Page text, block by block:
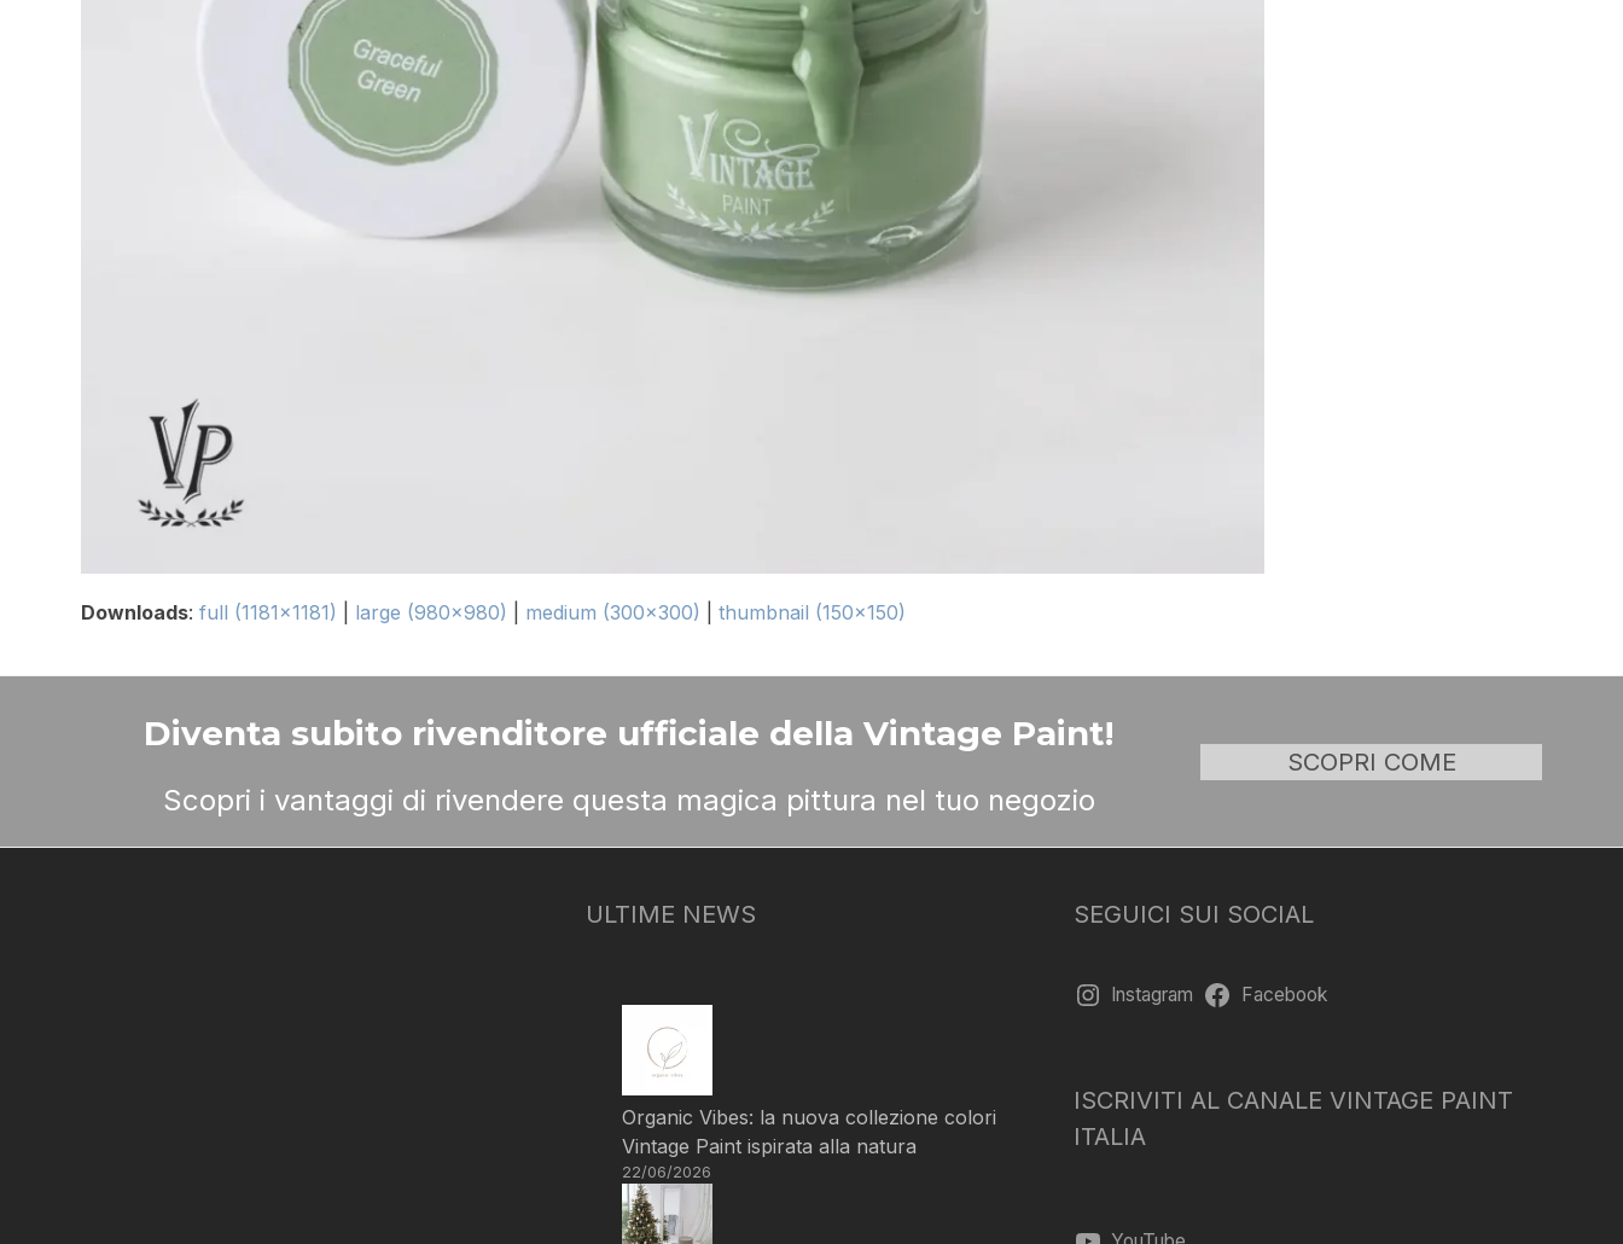
Downloads:full (1181x1181) large (980x980) medium (300x300) |thumbnail (150x150)
Diventa subito rivenditore ufficiale della Vintage Paint!
Scopri i vantaggi di rivendere questa magica pittura nel tuo negozio
SCOPRI COME
ULTIME NEWS
Organic Vibes: la nuova collezione colori
Vintage Paint ispirata alla natura
22/06/2026
SEGUICI SUI SOCIAL
Instagram Facebook
ISCRIVITI AL CANALE VINTAGE PAINT
ITALIA